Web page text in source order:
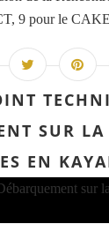
9 pour le
SUR
EN